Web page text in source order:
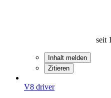
seit
Inhalt melden
Zitieren
V8 driver